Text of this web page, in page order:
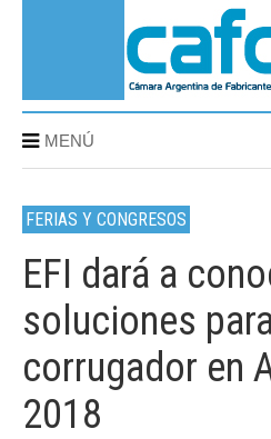
MENÚ
FERIAS Y CONGRESOS
EFI dará a
soluciones
corrugador en
2018